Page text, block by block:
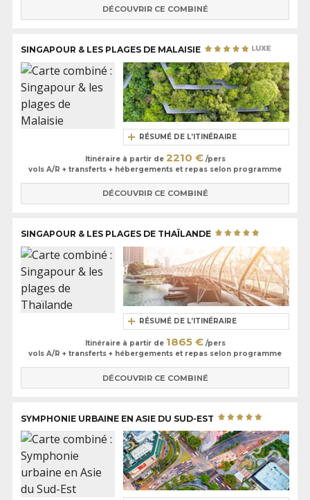
DÉCOUVRIR CE COMBINÉ
SINGAPOUR & LES PLAGES DE MALAISIE
RÉSUMÉ DE L’ITINÉRAIRE
Itinéraire à partir de 2210 €/pers
vols A/R + transferts + hébergements et repas selon programme
DÉCOUVRIR CE COMBINÉ
SINGAPOUR & LES PLAGES DE THAÏLANDE
RÉSUMÉ DE L’ITINÉRAIRE
Itinéraire à partir de 1865 €/pers
vols A/R + transferts + hébergements et repas selon programme
DÉCOUVRIR CE COMBINÉ
SYMPHONIE URBAINE EN ASIE DU SUD-EST